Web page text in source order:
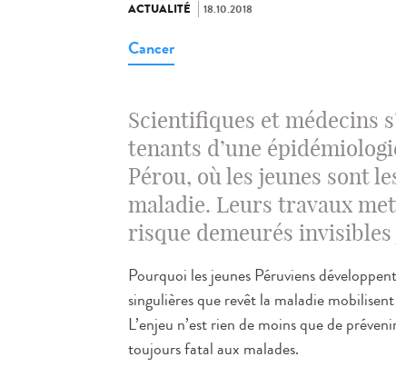
ACTUALITÉ 18.10.2018
Cancer
Scientifiques et médecins
tenants d’une
Pérou, où les jeunes sont
maladie. Leurs travaux
risque demeurés invisibles
Pourquoi les jeunes Péruviens
singulières que revêt la maladie
L’enjeu n’est rien de moins que de
toujours fatal aux malades.